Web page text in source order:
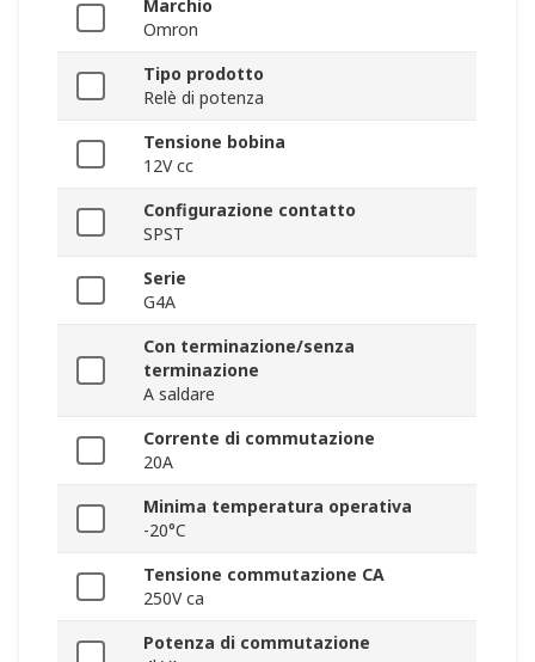
Marchio
Omron
Tipo prodotto
Relè di potenza
Tensione bobina
12V cc
Configurazione contatto
SPST
Serie
G4A
Con terminazione/senza
terminazione
A saldare
Corrente di commutazione
20A
Minima temperatura operativa
-20°C
Tensione commutazione CA
250V ca
Potenza di commutazione